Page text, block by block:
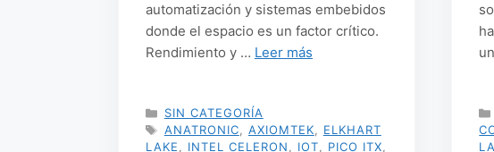
automatización y sistemas embebidos
donde el espacio es un factor crítico.
Rendimiento y … Leer más
CATEGORÍAS
SIN CATEGORÍA
ETIQUETAS
ANATRONIC AXIOMTEK
ELKHART
LAKE
INTEL CELERON IOT PICO ITX